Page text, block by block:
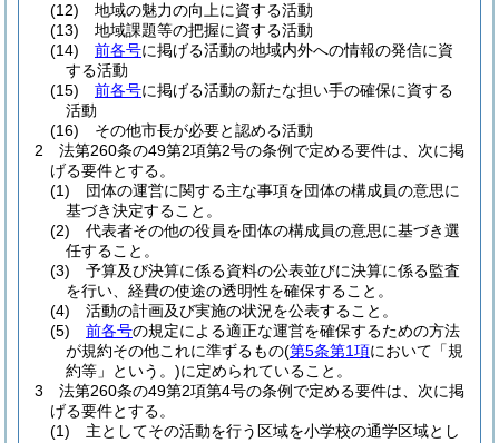
(12)
地域の魅力の向上に資する活動
(13)
地域課題等の把握に資する活動
(14)
前各号に掲げる活動の地域内外への情報の発信に資
する活動
(15)
前各号に掲げる活動の新たな担い手の確保に資する
活動
(16)
その他市長が必要と認める活動
2
法第260条の49第2項第2号の条例で定める要件は、次に掲
げる要件とする。
(1)
団体の運営に関する主な事項を団体の構成員の意思に
基づき決定すること。
(2)
代表者その他の役員を団体の構成員の意思に基づき選
任すること。
(3)
予算及び決算に係る資料の公表並びに決算に係る監査
を行い、経費の使途の透明性を確保すること。
(4)
活動の計画及び実施の状況を公表すること。
(5)
前各号の規定による適正な運営を確保するための方法
が規約その他これに準ずるもの(第5条第1項において「規
約等」という。)に定められていること。
3
法第260条の49第2項第4号の条例で定める要件は、次に掲
げる要件とする。
(1)
主としてその活動を行う区域を小学校の通学区域とし